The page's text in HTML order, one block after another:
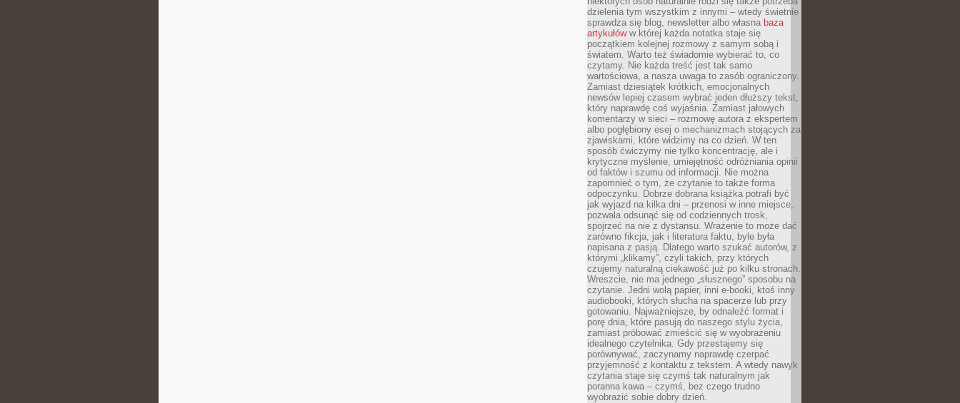
dzielenia tym wszystkim z innymi – wtedy świetnie
sprawdza się blog, newsletter albo własna baza
artykułóww której każda notatka staje się
początkiem kolejnej rozmowy z samym sobą i
światem. Warto też świadomie wybierać to, co
czytamy. Nie każda treść jest tak samo
wartościowa, a nasza uwaga to zasób ograniczony.
Zamiast dziesiątek krótkich, emocjonalnych
newsów lepiej czasem wybrać jeden dłuższy tekst,
który naprawdę coś wyjaśnia. Zamiast jałowych
komentarzy w sieci – rozmowę autora z ekspertem
albo pogłębiony esej o mechanizmach stojących za
zjawiskami, które widzimy na co dzień. W ten
sposób ćwiczymy nie tylko koncentrację, ale i
krytyczne myślenie, umiejętność odróżniania opinii
od faktów i szumu od informacji. Nie można
zapomnieć o tym, że czytanie to także forma
odpoczynku. Dobrze dobrana książka potrafi być
jak wyjazd na kilka dni – przenosi w inne miejsce,
pozwala odsunąć się od codziennych trosk,
spojrzeć na nie z dystansu. Wrażenie to może dać
zarówno fikcja, jak i literatura faktu, byle była
napisana z pasją. Dlatego warto szukać autorów, z
którymi „klikamy”, czyli takich, przy których
czujemy naturalną ciekawość już po kilku stronach.
Wreszcie, nie ma jednego „słusznego” sposobu na
czytanie. Jedni wolą papier, inni e-booki, ktoś inny
audiobooki, których słucha na spacerze lub przy
gotowaniu. Najważniejsze, by odnaleźć format i
porę dnia, które pasują do naszego stylu życia,
zamiast próbować zmieścić się w wyobrażeniu
idealnego czytelnika. Gdy przestajemy się
porównywać, zaczynamy naprawdę czerpać
przyjemność z kontaktu z tekstem. A wtedy nawyk
czytania staje się czymś tak naturalnym jak
poranna kawa – czymś, bez czego trudno
wyobrazić sobie dobry dzień.